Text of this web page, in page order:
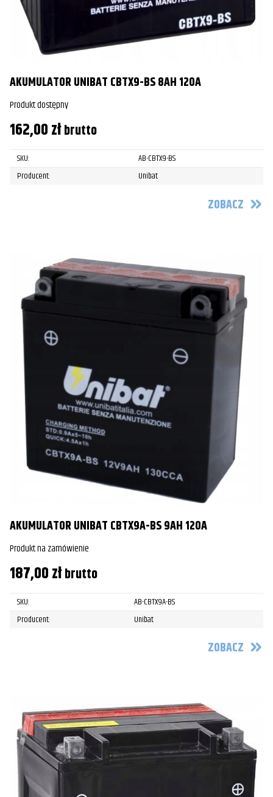
AKUMULATOR UNIBAT CBTX9-BS 8AH 120A
Produkt dostępny
162,00złbrutto
SKU:
AB-CBTX9-BS
Producent:
Unibat
ZOBACZ
AKUMULATOR UNIBAT CBTX9A-BS 9AH 120A
Produkt na zamówienie
187,00złbrutto
SKU:
AB-CBTX9A-BS
Producent:
Unibat
ZOBACZ